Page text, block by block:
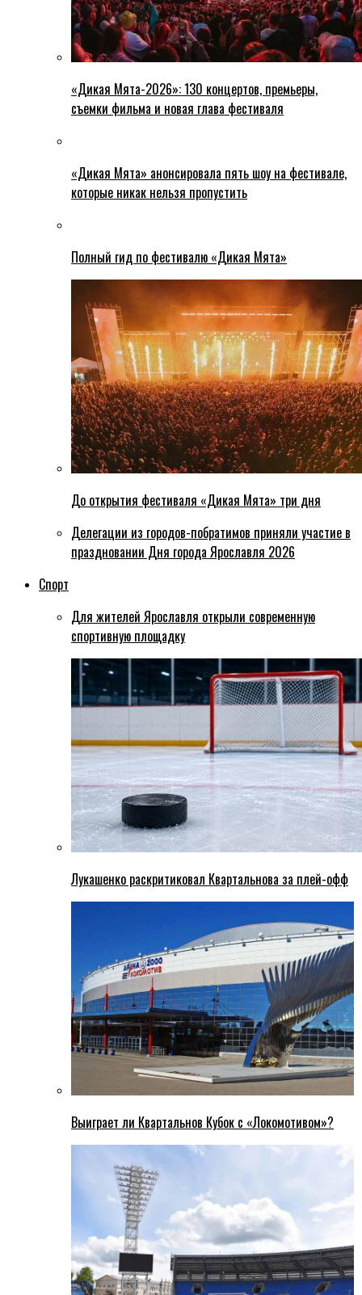
«Дикая Мята-2026»: 130 концертов, премьеры,
съемки фильма и новая глава фестиваля
«Дикая Мята» анонсировала пять шоу на фестивале,
которые никак нельзя пропустить
Полный гид по фестивалю «Дикая Мята»
До открытия фестиваля «Дикая Мята» три дня
Делегации из городов-побратимов приняли участие в
праздновании Дня города Ярославля 2026
Спорт
Для жителей Ярославля открыли современную
спортивную площадку
Лукашенко раскритиковал Квартальнова за плей-офф
Выиграет ли Квартальнов Кубок с «Локомотивом»?